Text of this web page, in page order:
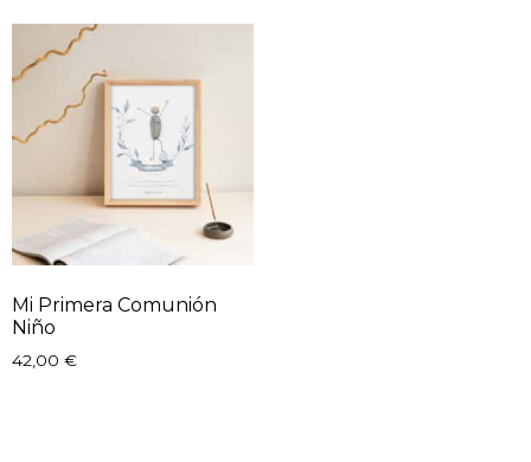
Mi Primera Comunión
Niño
42,00 €